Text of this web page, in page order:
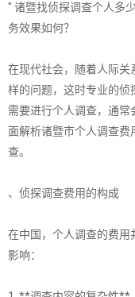
" 诸暨找侦探调查个人多
务效果如何？
在现代社会，随着人际
样的问题，这时专业的侦
需要进行个人调查，通
面解析诸暨市个人调查
查。
、侦探调查费用的构成
在中国，个人调查的费用
影响：